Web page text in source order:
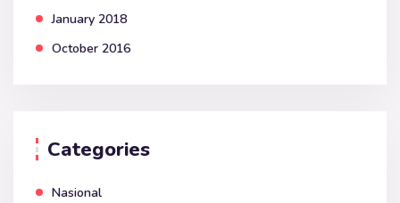
January 2018
October 2016
Categories
Nasional